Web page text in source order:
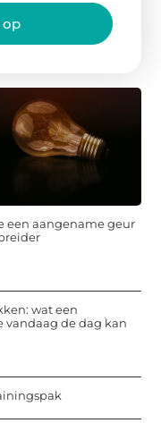
een aangename geur
wat een
vandaag de dag kan